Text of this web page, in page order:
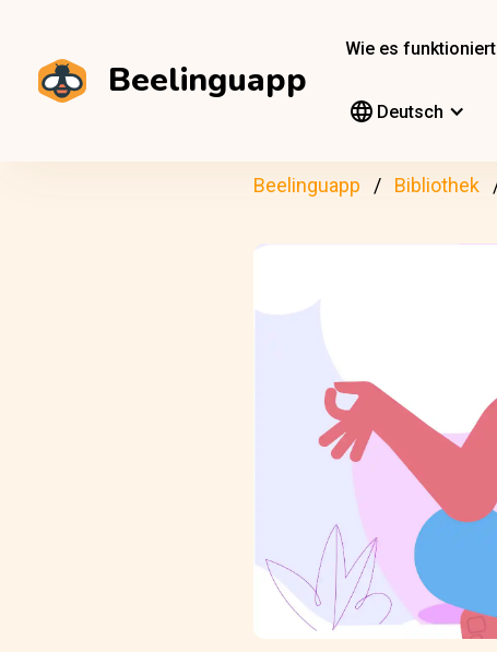
Beelinguapp
Wie es funktioniert
Deutsch
Beelinguapp Bibliothek